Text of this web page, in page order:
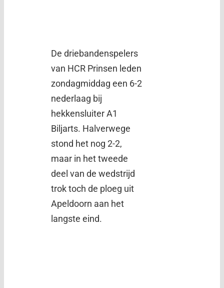
De driebandenspelers
van HCR Prinsen leden
zondagmiddag een 6-2
nederlaag bij
hekkensluiter A1
Biljarts. Halverwege
stond het nog 2-2,
maar in het tweede
deel van de wedstrijd
trok toch de ploeg uit
Apeldoorn aan het
langste eind.